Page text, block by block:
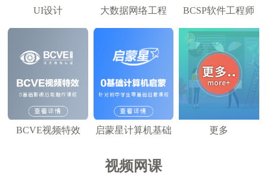
UI设计 大数据网络工程 BCSP软件工程师
BCVE视频特效 启蒙星计算机基础 更多
视频网课